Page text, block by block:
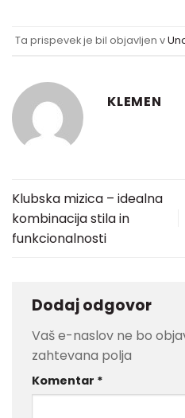
Ta prispevek je bil objavljen v
KLEMEN
Klubska mizica – idealna
kombinacija stila in
funkcionalnosti
Dodaj odgovor
Vaš e-naslov ne bo
zahtevana polja
Komentar *